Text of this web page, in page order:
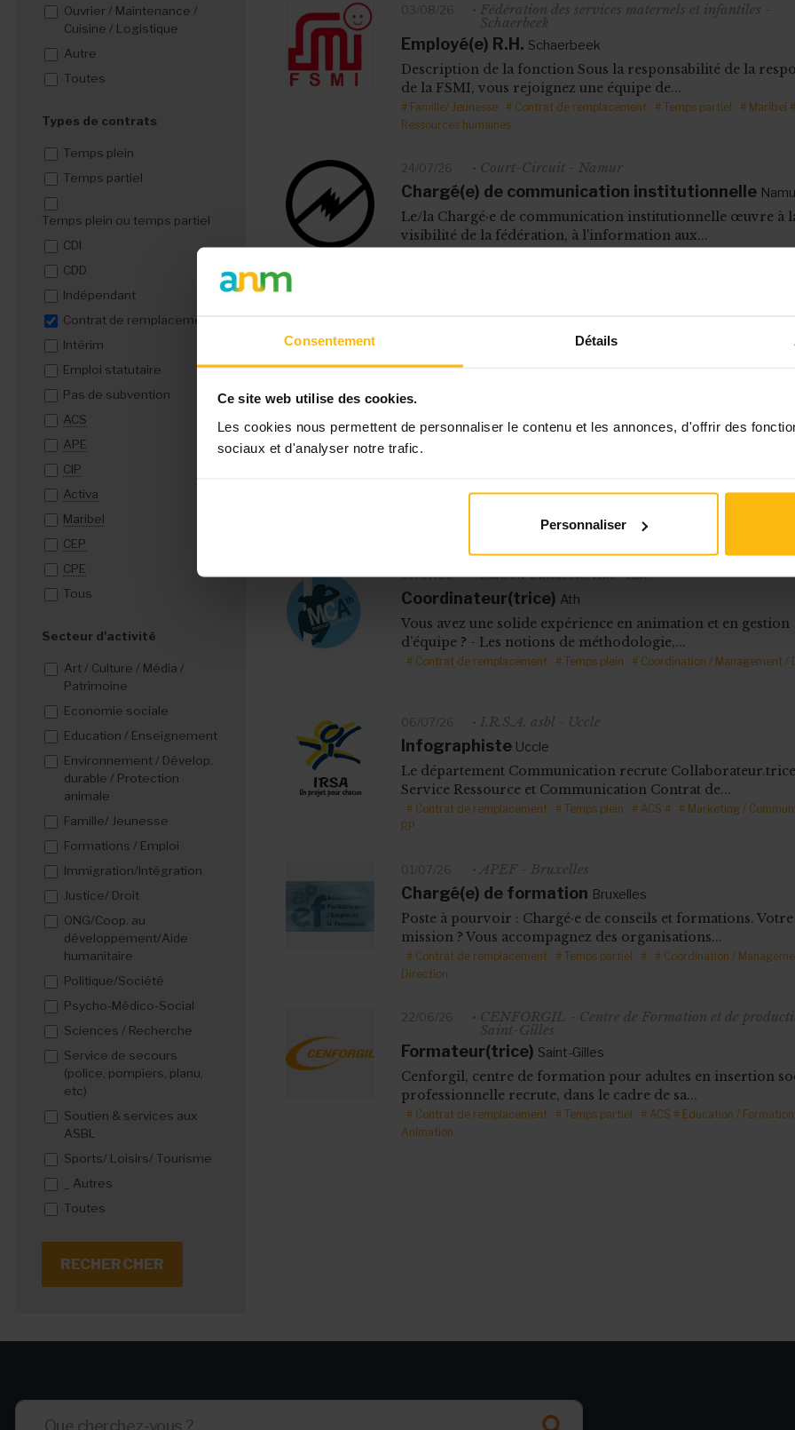
Consentement Détails
Ce site web utilise des cookies.
Les cookies nous permettent de personnaliser le contenu et les annonces, d'offrir des
sociaux et d'analyser notre trafic.
Personnaliser
Ouvrier / Maintenance /
Cuisine / Logistique
Autre
Toutes
Types de contrats
Temps plein
Temps partiel
Temps plein ou temps partiel
CDI
CDD
Indépendant
Contrat de remplacement
Intérim
Emploi statutaire
Pas de subvention
ACS
APE
CIP
Activa
Maribel
CEP
CPE
Tous
Secteur d'activité
Art / Culture / Média /
Patrimoine
Economie sociale
Education / Enseignement
Environnement / Dévelop.
durable / Protection
animale
Famille/ Jeunesse
Formations / Emploi
Immigration/Intégration
Justice/ Droit
ONG/Coop. au
développement/Aide
humanitaire
Politique/Société
Psycho-Médico-Social
Sciences / Recherche
Service de secours
(police, pompiers, planu,
etc)
Soutien & services aux
ASBL
Sports/ Loisirs/ Tourisme
_ Autres
Toutes
03/08/26 Fédération des services maternels et infantiles -
Schaerbeek
Employé(e) R.H. Schaerbeek
Description de la fonction Sous la responsabilité de la
de la FSMI, vous rejoignez une équipe de...
# Famille/ Jeunesse # Contrat de remplacement # Temps partiel # Maribel #
Ressources humaines
24/07/26 Court-Circuit - Namur
Chargé(e) de communication institutionnelle
Le/la Chargé·e de communication institutionnelle œuvre à
visibilité de la fédération, à l'information aux...
L’asbl « BAPA BXL » recherche un.e formateur(trice) (h/f/x).
formateur.trice a pour mission d’informer,...
13/07/26 Centre culturel Jacques Franck - Saint-Gilles
Chargé(e) d'accueil et des artistes
artistes - ACS (f/h/x) Missions Le·a...
# Ouvrier / Maintenance / Cuisine / Logistique
# Autre
07/07/26 Maison Culturelle Ath - Ath
Coordinateur(trice) Ath
Vous avez une solide expérience en animation et en gestion
d’équipe ? - Les notions de méthodologie,...
# Contrat de remplacement # Temps plein # Coordination / Management /
06/07/26 I.R.S.A. asbl - Uccle
Infographiste Uccle
Le département Communication recrute
Service Ressource et Communication Contrat de...
# Contrat de remplacement # Temps plein # ACS # # Marketing /
RP
01/07/26 APEF - Bruxelles
Chargé(e) de formation Bruxelles
Poste à pourvoir : Chargé·e de conseils et formations. Votre
mission ? Vous accompagnez des organisations...
# Contrat de remplacement # Temps partiel # # Coordination /
Direction
22/06/26 CENFORGIL - Centre de Formation et de
Saint-Gilles
Formateur(trice) Saint-Gilles
Cenforgil, centre de formation pour adultes en insertion
professionnelle recrute, dans le cadre de sa...
# Contrat de remplacement # Temps partiel # ACS # Education /
Animation